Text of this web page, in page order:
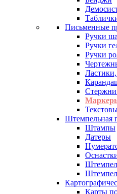
Письменные
Ручки
Ручки
Ручки
Стержни
Штемпельная
Штампы
Датеры
Карты